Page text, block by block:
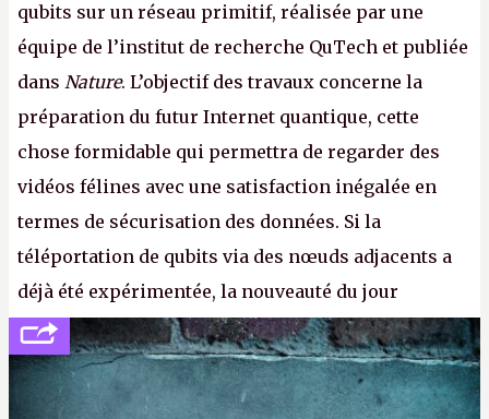
qubits sur un réseau primitif, réalisée par une
équipe de l’institut de recherche QuTech et publiée
dans Nature. L’objectif des travaux concerne la
préparation du futur Internet quantique, cette
chose formidable qui permettra de regarder des
vidéos félines avec une satisfaction inégalée en
termes de sécurisation des données. Si la
téléportation de qubits via des nœuds adjacents a
déjà été expérimentée, la nouveauté du jour
concerne le recours à des nœuds distants, pour ne
pas dire un réseau quantique multimédia interactif
(avec l’option Péritel). (
http://cpc.cx/AH432N4